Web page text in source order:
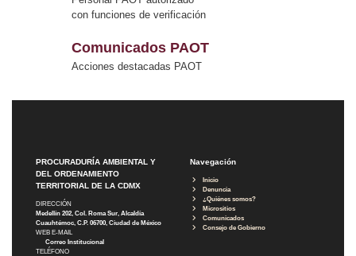
con funciones de verificación
Comunicados PAOT
Acciones destacadas PAOT
PROCURADURÍA AMBIENTAL Y
DEL ORDENAMIENTO
TERRITORIAL DE LA CDMX
DIRECCIÓN
Medellín 202, Col. Roma Sur, Alcaldía
Cuauhtémoc, C.P. 06700, Ciudad de México
WEB E-MAIL
Correo Institucional
TELÉFONO
Navegación
Inicio
Denuncia
¿Quiénes somos?
Micrositios
Comunicados
Consejo de Gobierno